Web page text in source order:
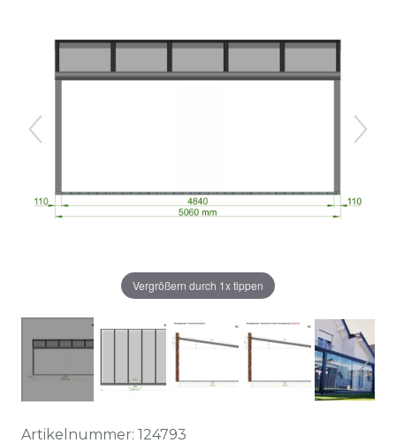
Vergrößern durch 1x tippen
Artikelnummer: 124793